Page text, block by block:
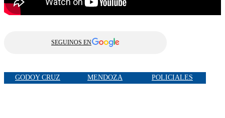
SEGUINOS EN
GODOY CRUZ MENDOZA POLICIALES